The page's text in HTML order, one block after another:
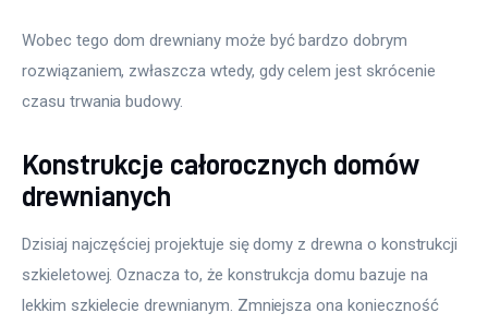
Wobec tego dom drewniany może być bardzo dobrym
rozwiązaniem, zwłaszcza wtedy, gdy celem jest skrócenie
czasu trwania budowy.
Konstrukcje całorocznych domów
drewnianych
Dzisiaj najczęściej projektuje się domy z drewna o konstrukcji
szkieletowej. Oznacza to, że konstrukcja domu bazuje na
lekkim szkielecie drewnianym. Zmniejsza ona konieczność